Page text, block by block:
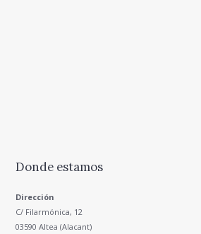
Donde estamos
Dirección
C/ Filarmónica, 12
03590 Altea (Alacant)